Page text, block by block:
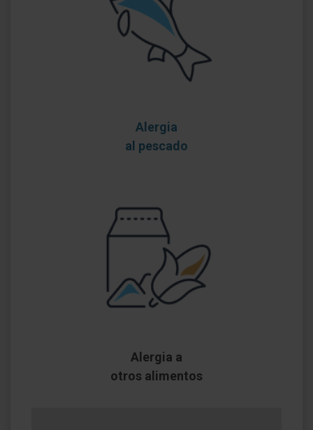
Alergia
al pescado
Alergia a
otros alimentos